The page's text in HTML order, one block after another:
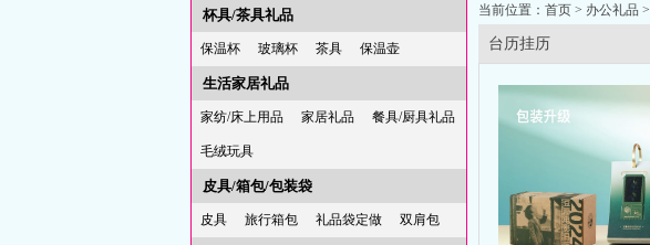
杯具/茶具礼品
保温杯 玻璃杯 茶具 保温壶
生活家居礼品
家纺/床上用品 家居礼品 餐具/厨具礼品
毛绒玩具
皮具/箱包/包装袋
皮具 旅行箱包 礼品袋定做 双肩包
当前位置： 首页 > 办公礼品 >
台历挂历